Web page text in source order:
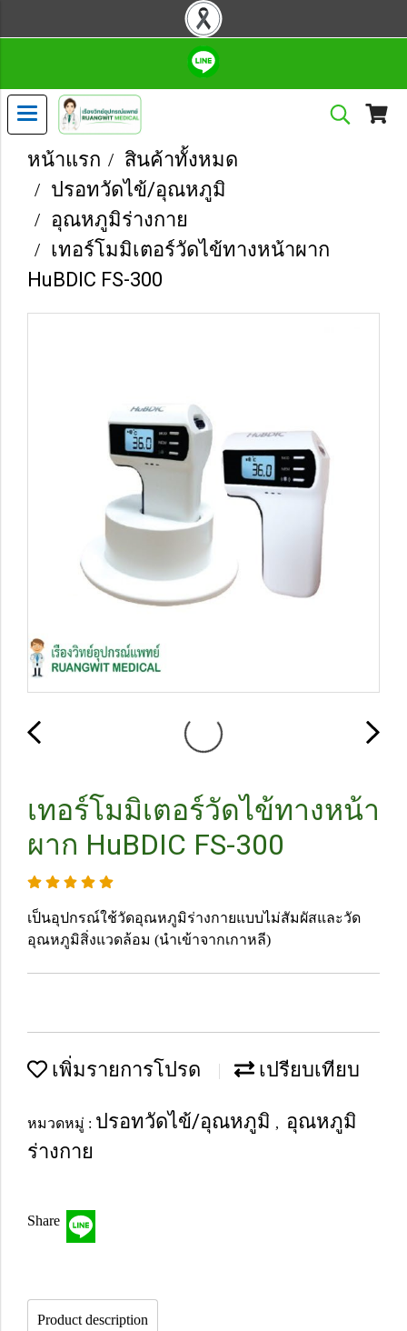
หน้าแรก
สินค้าทั้งหมด
ปรอทวัดไข้/อุณหภูมิ
อุณหภูมิร่างกาย
เทอร์โมมิเตอร์วัดไข้ทางหน้าผาก
HuBDIC FS-300
เทอร์โมมิเตอร์วัดไข้ทางหน้า
ผาก HuBDIC FS-300
เป็นอุปกรณ์ใช้วัดอุณหภูมิร่างกายแบบไม่สัมผัสและวัด
อุณหภูมิสิ่งแวดล้อม (นำเข้าจากเกาหลี)
เพิ่มรายการโปรด เปรียบเทียบ
หมวดหมู่ : ปรอทวัดไข้/อุณหภูมิ , อุณหภูมิ
ร่างกาย
Share
Product description